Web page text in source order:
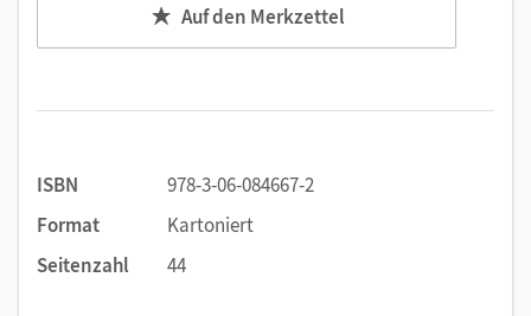
Auf den Merkzettel
ISBN
978-3-06-084667-2
Format
Kartoniert
Seitenzahl
44